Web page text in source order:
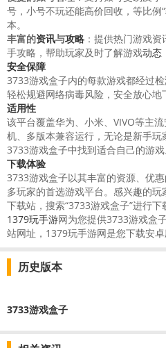
号，小号不玩还能高价回收，等比例
本。
丰富的资讯与攻略 ：提供热门游戏
手攻略，帮助玩家及时了解游戏动态
安全保障
3733游戏盒子内的每款游戏都经过
轻松规避网络病毒风险，安全放心地
适用性
该平台覆盖华为、小米、VIVO等主
机、多版本兼容运行，无论是新手
3733游戏盒子中找到适合自己的游戏
下载体验
3733游戏盒子以其丰富的资源、优
多玩家的首选游戏平台。感兴趣的玩
下载站，搜索“3733游戏盒子”进行下
1379玩手游网为您提供3733游戏盒
站网址，1379玩手游网是您下载安
历史版本
3733游戏盒子